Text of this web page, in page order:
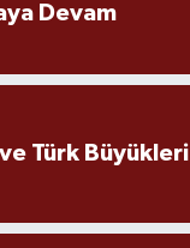
Devam
Türk Büyükleri